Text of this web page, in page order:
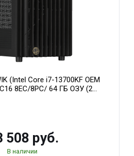
(Intel Core i7-13700KF OEM
8EC/8PC/ 64 ГБ ОЗУ (2
PROART OC 16GB GDDR7
508 руб.
В наличии